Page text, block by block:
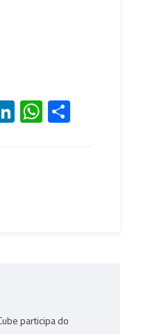
Li
nk
W
h
participa do